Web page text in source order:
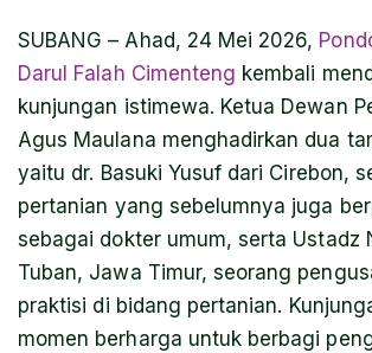
SUBANG – Ahad, 24 Mei 2026,
Darul Falah Cimenteng kembali
kunjungan istimewa. Ketua Dewan
Agus Maulana menghadirkan dua
yaitu dr. Basuki Yusuf dari Cirebon,
pertanian yang sebelumnya juga
sebagai dokter umum, serta Ustadz
Tuban, Jawa Timur, seorang
praktisi di bidang pertanian.
momen berharga untuk berbagi